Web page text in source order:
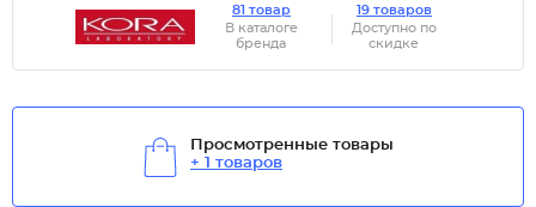
81 товар
В каталоге
бренда
19 товаров
Доступно по
скидке
Просмотренные товары
+ 1 товаров